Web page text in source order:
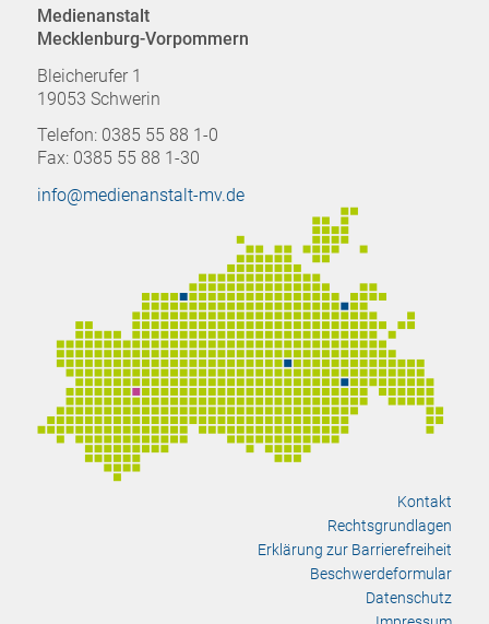
Medienanstalt
Mecklenburg-Vorpommern
Bleicherufer 1
19053 Schwerin
Telefon: 0385 55 88 1-0
Fax: 0385 55 88 1-30
info@medienanstalt-mv.de
Kontakt
Rechtsgrundlagen
Erklärung zur Barrierefreiheit
Beschwerdeformular
Datenschutz